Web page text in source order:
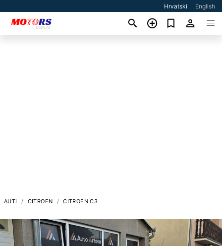
Hrvatski English
AUTI CITROEN CITROEN C3